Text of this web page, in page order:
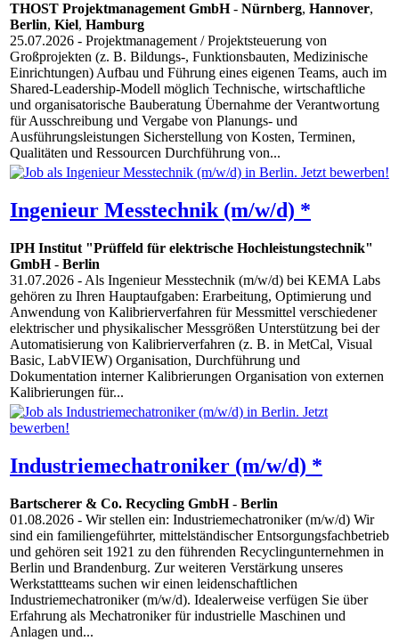
THOST Projektmanagement GmbH- Nürnberg, Hannover,
Berlin, Kiel, Hamburg
25.07.2026 - Projektmanagement / Projektsteuerung von
Großprojekten (z. B. Bildungs-, Funktionsbauten, Medizinische
Einrichtungen) Aufbau und Führung eines eigenen Teams, auch im
Shared-Leadership-Modell möglich Technische, wirtschaftliche
und organisatorische Bauberatung Übernahme der Verantwortung
für Ausschreibung und Vergabe von Planungs- und
Ausführungsleistungen Sicherstellung von Kosten, Terminen,
Qualitäten und Ressourcen Durchführung von...
Ingenieur Messtechnik (m/w/d) *
IPH Institut "Prüffeld für elektrische Hochleistungstechnik"
GmbH- Berlin
31.07.2026 - Als Ingenieur Messtechnik (m/w/d) bei KEMA Labs
gehören zu Ihren Hauptaufgaben: Erarbeitung, Optimierung und
Anwendung von Kalibrierverfahren für Messmittel verschiedener
elektrischer und physikalischer Messgrößen Unterstützung bei der
Automatisierung von Kalibrierverfahren (z. B. in MetCal, Visual
Basic, LabVIEW) Organisation, Durchführung und
Dokumentation interner Kalibrierungen Organisation von externen
Kalibrierungen für...
Industriemechatroniker (m/w/d) *
Bartscherer & Co. Recycling GmbH- Berlin
01.08.2026 - Wir stellen ein: Industriemechatroniker (m/w/d) Wir
sind ein familiengeführter, mittelständischer Entsorgungsfachbetrieb
und gehören seit 1921 zu den führenden Recyclingunternehmen in
Berlin und Brandenburg. Zur weiteren Verstärkung unseres
Werkstattteams suchen wir einen leidenschaftlichen
Industriemechatroniker (m/w/d). Idealerweise verfügen Sie über
Erfahrung als Mechatroniker für industrielle Maschinen und
Anlagen und...